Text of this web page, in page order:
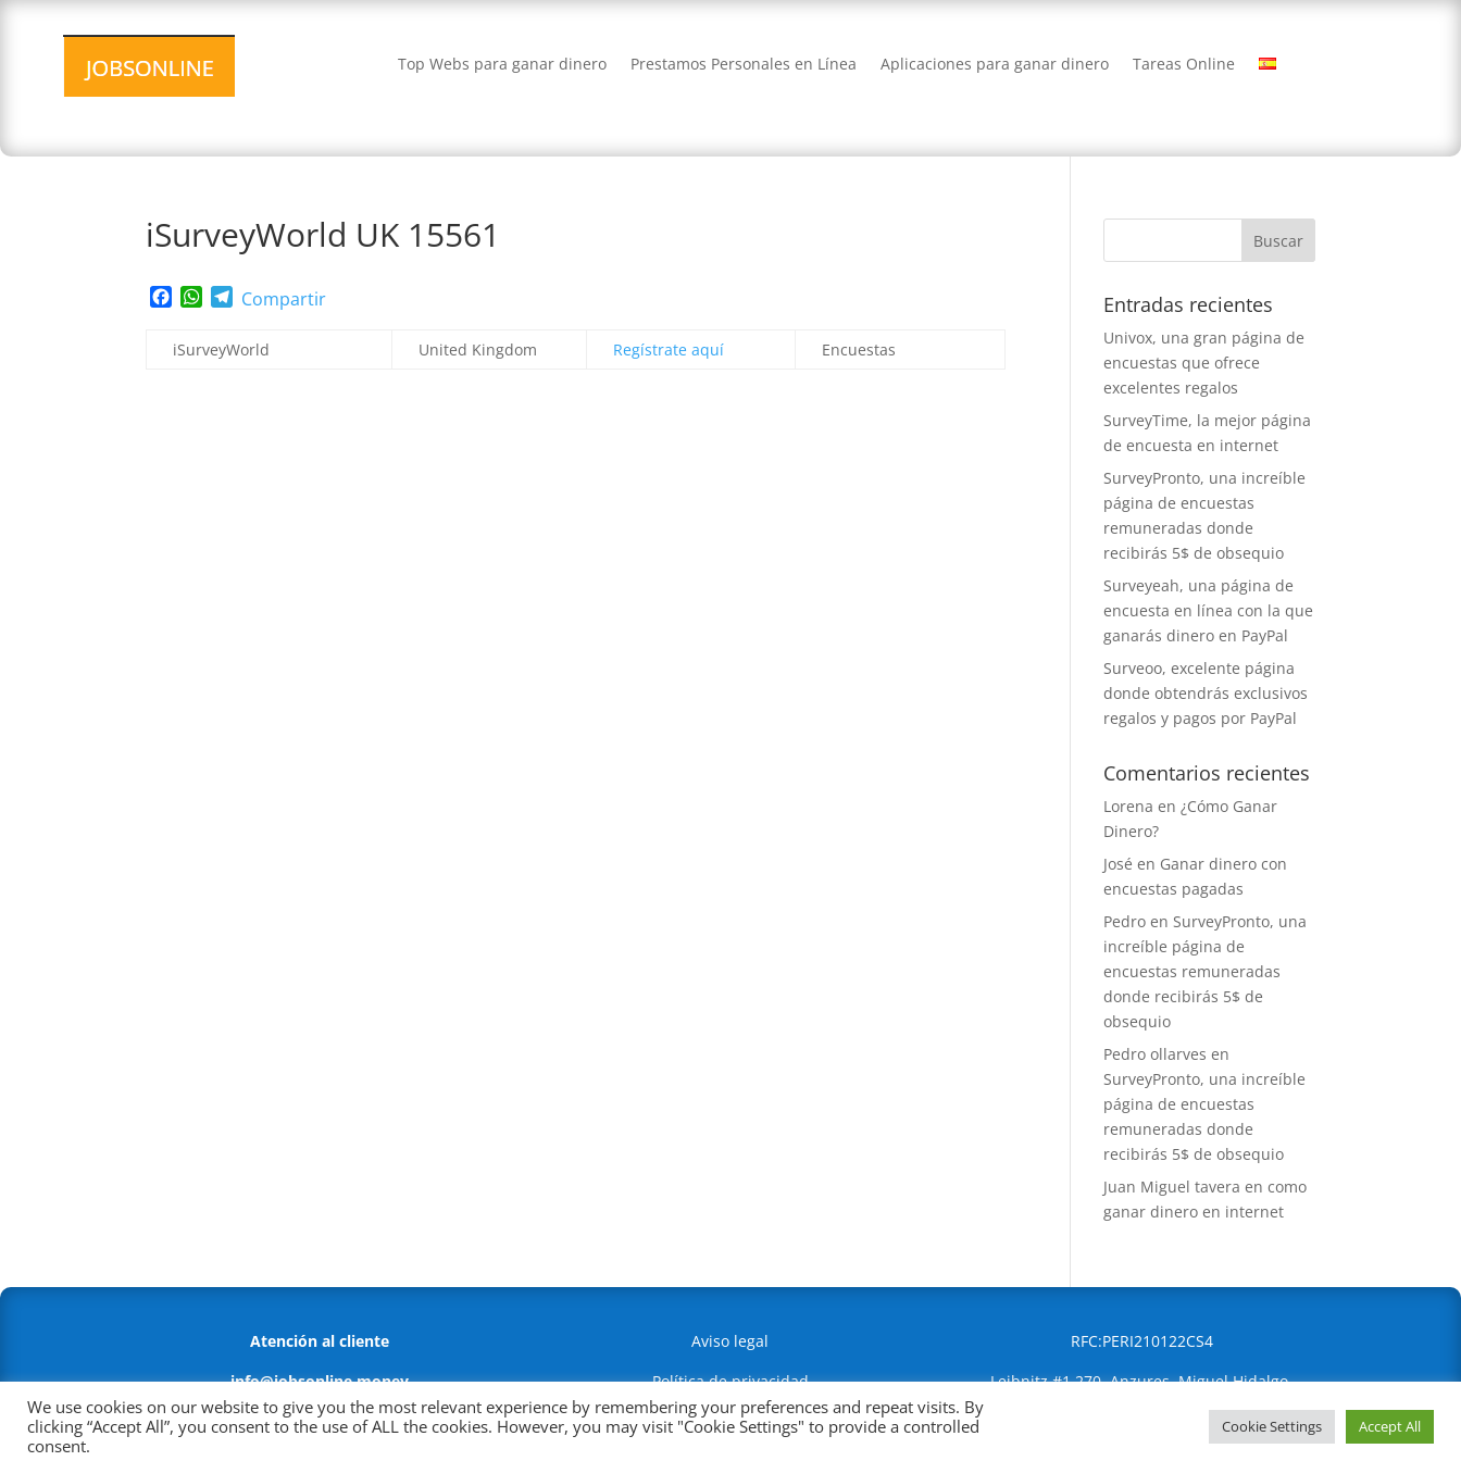
Top Webs para ganar dinero Prestamos Personales en Línea Aplicaciones para ganar dinero Tareas Online
iSurveyWorld UK 15561
Facebook
WhatsApp
Telegram
Compartir
iSurveyWorld United Kingdom Regístrate aquí Encuestas
Entradas recientes
Univox, una gran página de
encuestas que ofrece
excelentes regalos
SurveyTime, la mejor página
de encuesta en internet
SurveyPronto, una increíble
página de encuestas
remuneradas donde
recibirás 5$ de obsequio
Surveyeah, una página de
encuesta en línea con la que
ganarás dinero en PayPal
Surveoo, excelente página
donde obtendrás exclusivos
regalos y pagos por PayPal
Comentarios recientes
Lorena en¿Cómo Ganar
Dinero?
José en Ganar dinero con
encuestas pagadas
Pedro enSurveyPronto, una
increíble página de
encuestas remuneradas
donde recibirás 5$ de
obsequio
Pedro ollarves en
SurveyPronto, una increíble
página de encuestas
remuneradas donde
recibirás 5$ de obsequio
Juan Miguel tavera encomo
ganar dinero en internet
Atención al cliente
info@jobsonline.money
Política antifraude
Aviso legal
Política de privacidad
Política de Cookies
RFC:PERI210122CS4
Leibnitz #1 270, Anzures, Miguel Hidalgo,
Ciudad de México, 11590
We use cookies on our website to give you the most relevant experience by remembering your preferences and repeat visits. By
clicking “Accept All”, you consent to the use of ALL the cookies. However, you may visit "Cookie Settings" to provide a controlled
consent.
Cookie Settings Accept All